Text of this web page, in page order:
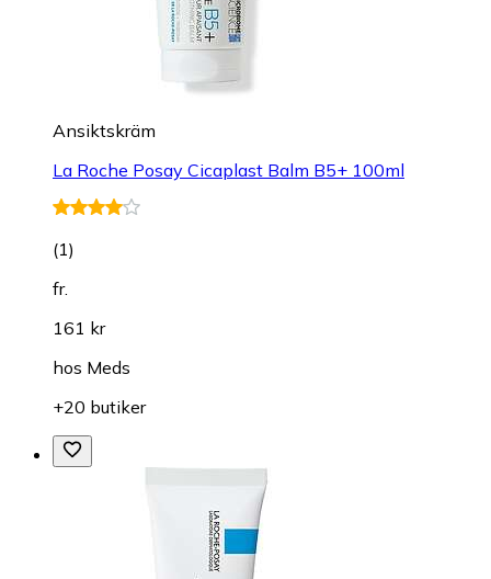
Ansiktskräm
La Roche Posay Cicaplast Balm B5+ 100ml
(1)
fr.
161 kr
hos Meds
+20 butiker